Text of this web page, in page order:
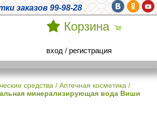
заказов 99-98-28
Корзина
вход / регистрация
средства / Аптечная косметика /
минерализирующая вода Виши